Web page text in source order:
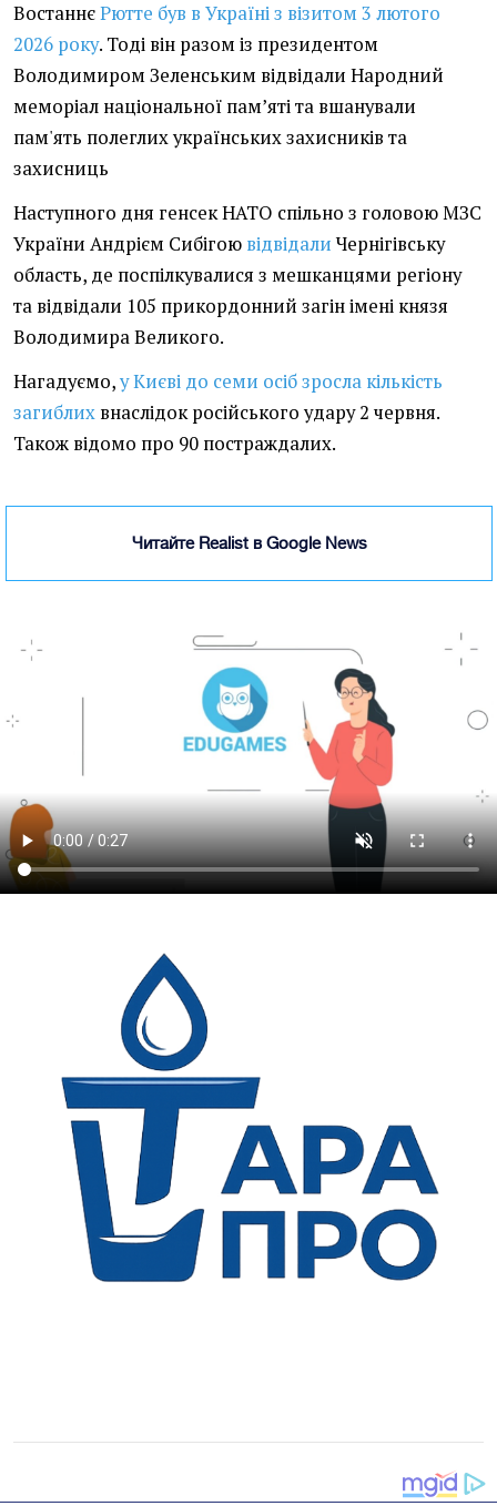
ВостаннєРютте був в Україні з візитом 3 лютого
2026 року. Тоді він разом із президентом
Володимиром Зеленським відвідали Народний
меморіал національної пам’яті та вшанували
пам'ять полеглих українських захисників та
захисниць
Наступного дня генсек НАТО спільно з головою МЗС
України Андрієм Сибігою відвідалиЧернігівську
область, де поспілкувалися з мешканцями регіону
та відвідали 105 прикордонний загін імені князя
Володимира Великого.
Нагадуємо,у Києві до семи осіб зросла кількість
загиблих внаслідок російського удару 2 червня.
Також відомо про 90 постраждалих.
Читайте Realist в Google News